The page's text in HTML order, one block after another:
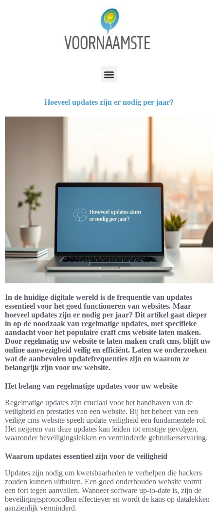
Hoeveel updates zijn er nodig per jaar?
In de huidige digitale wereld is de frequentie van updates
essentieel voor het goed functioneren van websites. Maar
hoeveel updates zijn er nodig per jaar? Dit artikel gaat dieper
in op de noodzaak van regelmatige updates, met specifieke
aandacht voor het populaire craft cms website laten maken.
Door regelmatig uw website te laten maken craft cms, blijft uw
online aanwezigheid veilig en efficiënt. Laten we onderzoeken
wat de aanbevolen updatefrequenties zijn en waarom ze
belangrijk zijn voor uw website.
Het belang van regelmatige updates voor uw website
Regelmatige updates zijn cruciaal voor het handhaven van de
veiligheid en prestaties van een website. Bij het beheer van een
veilige cms website speelt update veiligheid een fundamentele rol.
Het negeren van deze updates kan leiden tot ernstige gevolgen,
waaronder beveiligingslekken en verminderde gebruikerservaring.
Waarom updates essentieel zijn voor de veiligheid
Updates zijn nodig om kwetsbaarheden te verhelpen die hackers
zouden kunnen uitbuiten. Een goed onderhouden website vormt
een fort tegen aanvallen. Wanneer software up-to-date is, zijn de
beveiligingsprotocollen effectiever en wordt de kans op datalekken
aanzienlijk verminderd.